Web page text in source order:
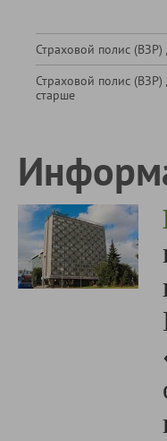
Страховой полис
Страховой полис
старше